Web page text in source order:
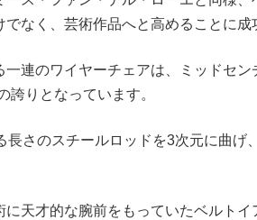
なく、芸術作品へと高めることに成
連のワイヤーチェアは、ミッドセ
誇りとなっています。
長さのスチールロッドを3次元に曲げ
天才的な腕前をもっていたベルト